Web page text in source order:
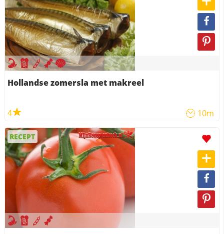
Hollandse zomersla met makreel
4 10m
RECEPT